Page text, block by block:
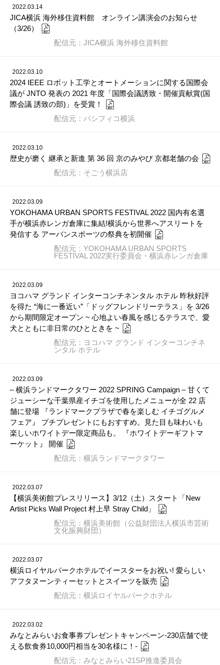
2022.03.14
JICA横浜 海外移住資料館 オンライン講演会のお知らせ
（3/26）
配信元：JICA横浜 海外移住資料館
2022.03.10
2024 IEEE ロボット工学とオートメーションに関する国際会
議が JNTO 発表の 2021 年度「国際会議誘致・開催貢献賞(国
際会議 誘致の部)」を受賞！
配信元：パシフィコ横浜
2022.03.10
歴史が磨く 継承と新進 第 36 回 京のみやび 京都老舗の会
配信元：そごう横浜店
2022.03.09
YOKOHAMA URBAN SPORTS FESTIVAL 2022 国内有名選
手が横浜赤レンガ倉庫に集結!横浜から世界へアスリートを
発信する アーバンスポーツの祭典を初開催
配信元：YOKOHAMA URBAN SPORTS
FESTIVAL 2022実行委員会・横浜赤レンガ倉庫
2022.03.09
ヨコハマ グランド インターコンチネンタル ホテル 昨秋好評
を得た “海に一番近い”「ドッグフレンドリーテラス」を 3/26
から期間限定オープン ~ 心地よい春風を感じるテラスで、愛
犬とともに非日常のひとときを ~
配信元：ヨコハマ グランド インターコンチネ
ンタル ホテル
2022.03.09
– 横浜ランドマークタワー 2022 SPRING Campaign – 甘くて
ジューシーな千葉県産イチゴを使用したメニューが全 22 店
舗に登場 『ランドマークプラザで春を楽しむ イチゴグルメ
フェア』 プチプレゼントにもおすすめ。見た目も味わいも
楽しいホワイトデー限定商品も。 『ホワイトデーギフトマ
ーケット』 開催
配信元：横浜ランドマークタワー
2022.03.07
【横浜美術館プレスリリース】3/12（土）スタート「New
Artist Picks Wall Project 村上早 Stray Child」
配信元：横浜美術館（公益財団法人横浜市芸術
文化振興財団）
2022.03.07
横浜ロイヤルパークホテルでイースターをお祝い! 愛らしい
アフタヌーンティーセットとスイーツを販売
配信元：横浜ロイヤルパークホテル
2022.03.02
みなとみらいお食事券プレゼントキャンペーン-230店舗で使
える飲食券10,000円相当を30名様に！-
配信元：みなとみらい21SP推進委員会